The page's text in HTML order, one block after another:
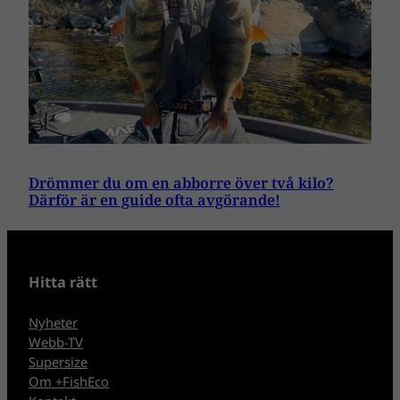
Drömmer du om en abborre över två kilo?
Därför är en guide ofta avgörande!
Hitta rätt
Nyheter
Webb-TV
Supersize
Om +FishEco